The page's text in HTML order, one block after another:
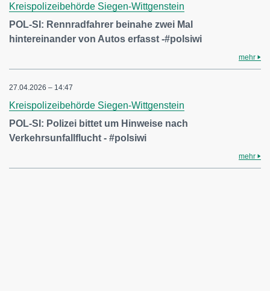
Kreispolizeibehörde Siegen-Wittgenstein
POL-SI: Rennradfahrer beinahe zwei Mal
hintereinander von Autos erfasst -#polsiwi
mehr
27.04.2026 – 14:47
Kreispolizeibehörde Siegen-Wittgenstein
POL-SI: Polizei bittet um Hinweise nach
Verkehrsunfallflucht - #polsiwi
mehr